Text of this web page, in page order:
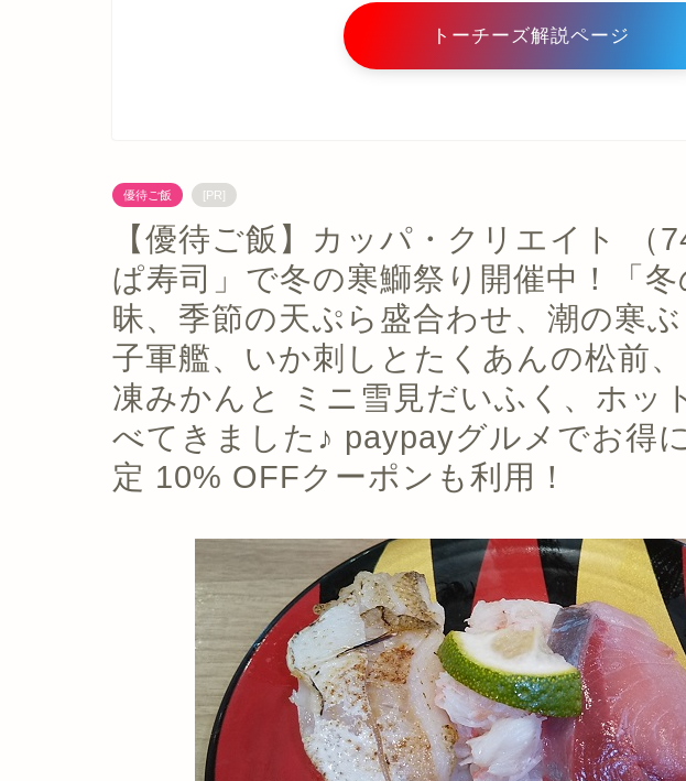
トーチーズ解説ページ
優待ご飯 [PR]
【優待ご飯】カッパ・クリエイト （
ぱ寿司」で冬の寒鰤祭り開催中！「
昧、季節の天ぷら盛合わせ、潮の寒
子軍艦、いか刺しとたくあんの松前
凍みかんと ミニ雪見だいふく、ホッ
べてきました♪ paypayグルメでお得
定 10% OFFクーポンも利用！